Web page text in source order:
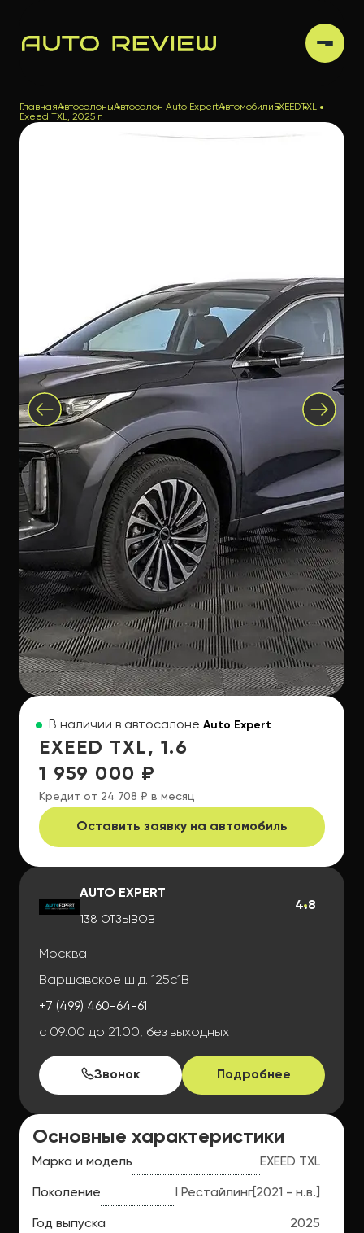
ГлавнаяАвтосалоныАвтосалон Auto ExpertАвтомобили EXEEDTXL
Exeed TXL, 2025 г.
В наличии в автосалоне Auto Expert
EXEED TXL, 1.6
1 959 000 ₽
Кредит от 24 708 ₽ в месяц
Оставить заявку на автомобиль
AUTO EXPERT
138 ОТЗЫВОВ
4.8
Москва
Варшавское ш д. 125с1В
+7 (499) 460-64-61
с 09:00 до 21:00, без выходных
Звонок Подробнее
Основные характеристики
Марка и модель EXEED TXL
Поколение I Рестайлинг [2021 - н.в.]
Год выпуска 2025